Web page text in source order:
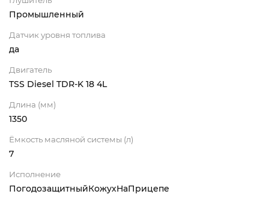
Промышленный
Датчик уровня топлива
да
Двигатель
TSS Diesel TDR-K 18 4L
Длина (мм)
1350
Ёмкость масляной системы (л)
7
Исполнение
ПогодозащитныйКожухНаПрицепе